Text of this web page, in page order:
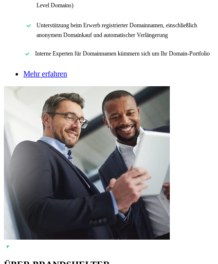
Level Domains)
Unterstützung beim Erwerb registrierter Domainnamen, einschließlich
anonymem Domainkauf und automatischer Verlängerung
Interne Experten für Domainnamen kümmern sich um Ihr Domain-Portfolio
Mehr erfahren